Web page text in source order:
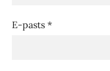
E-pasts *